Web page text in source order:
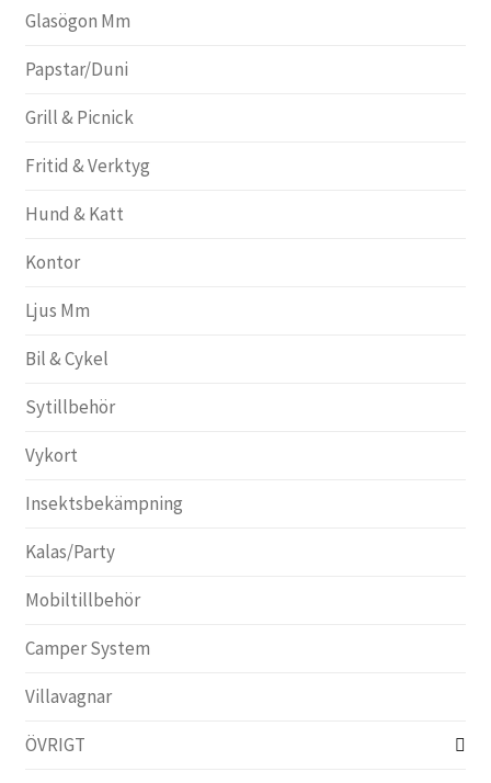
Glasögon Mm
Papstar/Duni
Grill & Picnick
Fritid & Verktyg
Hund & Katt
Kontor
Ljus Mm
Bil & Cykel
Sytillbehör
Vykort
Insektsbekämpning
Kalas/Party
Mobiltillbehör
Camper System
Villavagnar
ÖVRIGT